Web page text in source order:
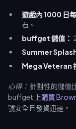
遊戲內 1000 日
石。
buffget 儲值：
Summer Splash
Mega Veteran
心得： 針對性的儲值
buffget 上購買
號安全且發貨迅速。